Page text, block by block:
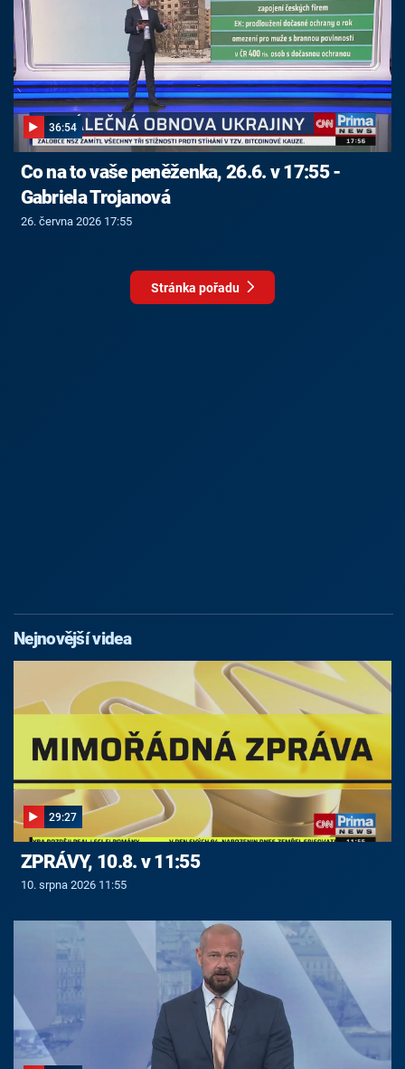
36:54
Co na to vaše peněženka, 26.6. v 17:55 -
Gabriela Trojanová
26. června 2026 17:55
Stránka pořadu
Nejnovější videa
29:27
ZPRÁVY, 10.8. v 11:55
10. srpna 2026 11:55